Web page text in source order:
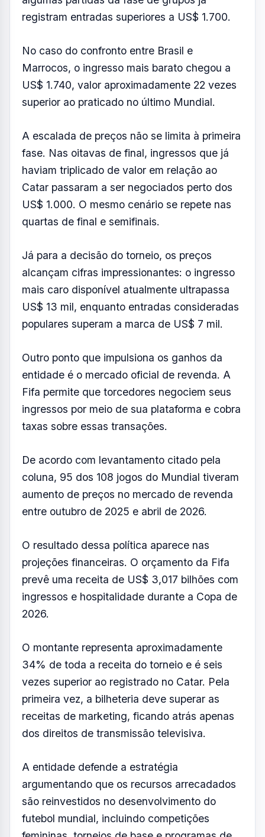
US$ 1.000. O mesmo cenário se repete nas
Já para a decisão do torneio, os preços
alcançam cifras impressionantes: o ingresso
mais caro disponível atualmente ultrapassa
populares superam a marca de US$ 7 mil.
Outro ponto que impulsiona os ganhos da
entidade é o mercado oficial de revenda. A
Fifa permite que torcedores negociem seus
ingressos por meio de sua plataforma e cobra
De acordo com levantamento citado pela
coluna, 95 dos 108 jogos do Mundial tiveram
aumento de preços no mercado de revenda
entre outubro de 2025 e abril de 2026.
O resultado dessa política aparece nas
projeções financeiras. O orçamento da Fifa
prevê uma receita de US$ 3,017 bilhões com
ingressos e hospitalidade durante a Copa de
2026.
O montante representa aproximadamente
34% de toda a receita do torneio e é seis
vezes superior ao registrado no Catar. Pela
primeira vez, a bilheteria deve superar as
dos direitos de transmissão televisiva.
A entidade defende a estratégia
argumentando que os recursos arrecadados
são reinvestidos no desenvolvimento do
femininas, torneios de base e programas de
incentivo conduzidos em parceria com
federações nacionais.
Além disso, parte da receita é destinada aos
custos operacionais do Mundial, cujo
Apesar das justificativas, o aumento
expressivo dos preços reacende um debate
antigo sobre o futuro do futebol como
espetáculo popular.